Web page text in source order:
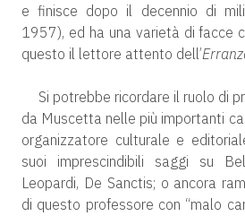
e finisce dopo il decennio di
1957), ed ha una varietà di facce
questo il lettore attento dell’
Si potrebbe ricordare il ruolo di
da Muscetta nelle più importanti
organizzatore culturale e
suoi imprescindibili saggi su
Leopardi, De Sanctis; o ancora
di questo professore con “malo